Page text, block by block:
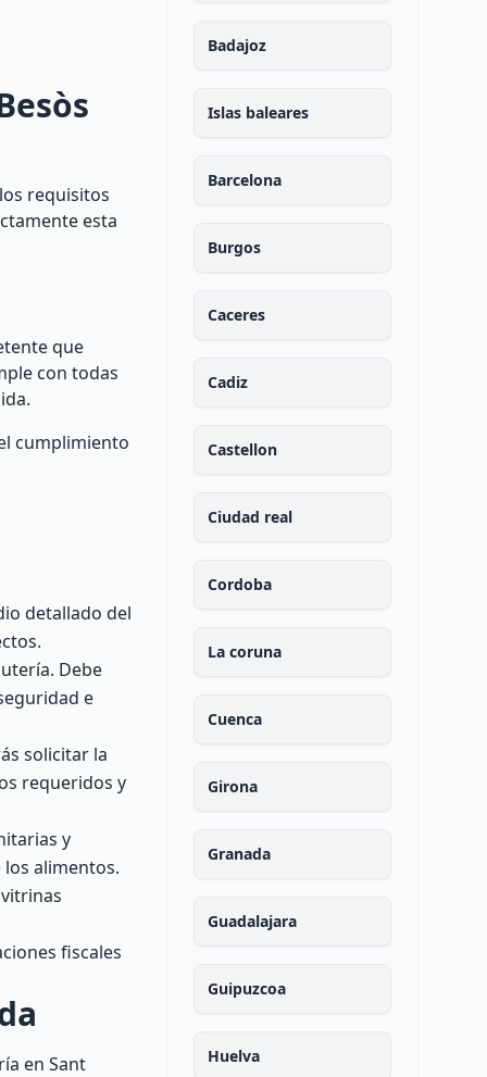
requisitos
esta
que
con todas
cumplimiento
detallado del
Debe
e
solicitar la
requeridos y
y
alimentos.
fiscales
en Sant
Badajoz
Islas baleares
Barcelona
Burgos
Caceres
Cadiz
Castellon
Ciudad real
Cordoba
La coruna
Cuenca
Girona
Granada
Guadalajara
Guipuzcoa
Huelva